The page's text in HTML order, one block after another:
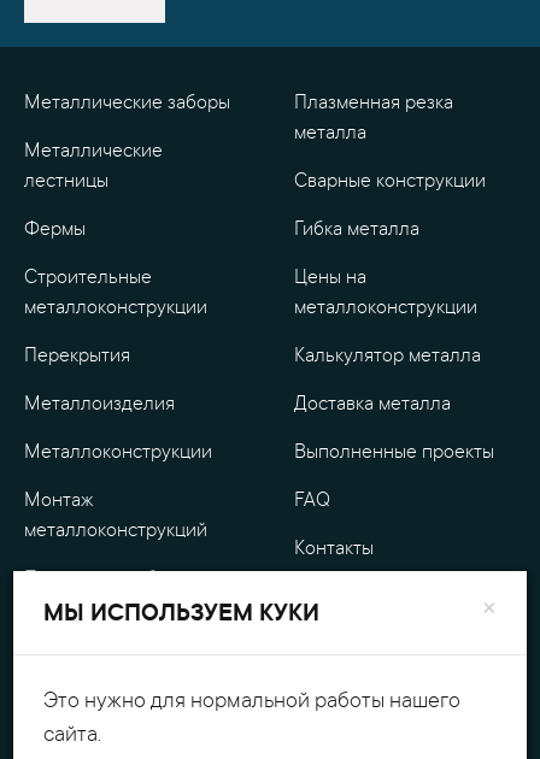
Металлические заборы
Металлические
лестницы
Фермы
Строительные
металлоконструкции
Перекрытия
Металлоизделия
Металлоконструкции
Монтаж
металлоконструкций
Уличные
металлоизделия
Обработка металла
Плазменная резка
металла
Сварные конструкции
Гибка металла
Цены на
металлоконструкции
Калькулятор металла
Доставка металла
Выполненные проекты
FAQ
Контакты
Оплата
×
МЫ ИСПОЛЬЗУЕМ КУКИ
Это нужно для нормальной работы нашего
сайта.